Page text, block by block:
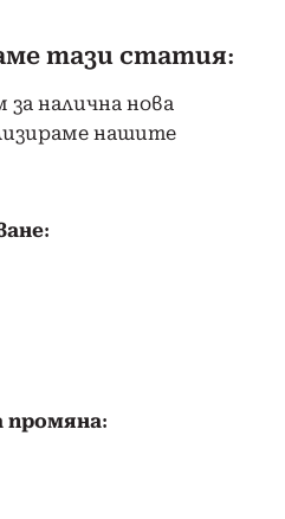
тази статия:
налична нова
нашите
промяна: